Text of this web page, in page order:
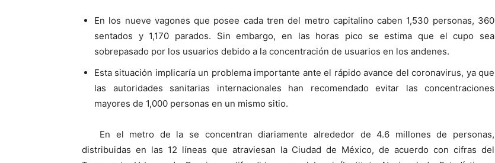
En los nueve vagones que posee cada tren del metro capitalino caben 1,530 personas, 360
sentados y 1,170 parados. Sin embargo, en las horas pico se estima que el cupo sea
sobrepasado por los usuarios debido a la concentración de usuarios en los andenes.
Esta situación implicaría un problema importante ante el rápido avance del coronavirus, ya que
las autoridades sanitarias internacionales han recomendado evitar las concentraciones
mayores de 1,000 personas en un mismo sitio.
En el metro de la se concentran diariamente alrededor de 4.6 millones de personas,
distribuidas en las 12 líneas que atraviesan la Ciudad de México, de acuerdo con cifras del